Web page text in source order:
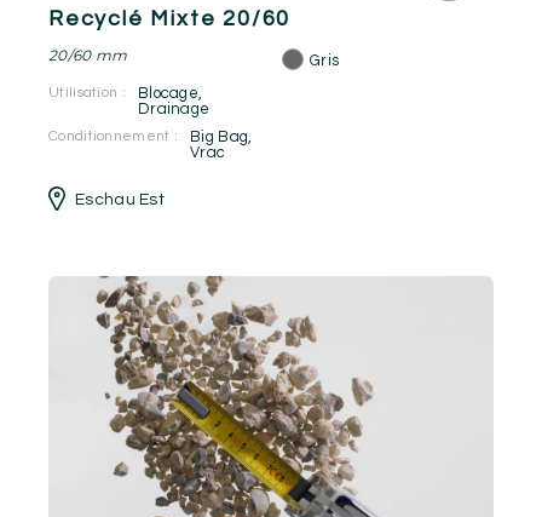
Recyclé Mixte 20/60
20/60 mm Gris
Utilisation : Blocage
Drainage
Conditionnement : Big Bag
Vrac
Eschau Est